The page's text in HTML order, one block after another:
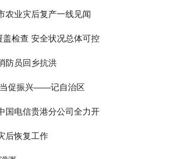
业灾后复产一线见闻
检查 安全状况总体可控
防员回乡抗洪
当促振兴——记自治区
电信贵港分公司全力开
后恢复工作